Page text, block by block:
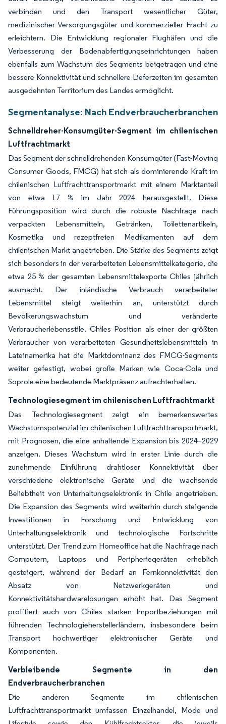
verbinden und den Transport wesentlicher Güter,
medizinischer Versorgungsgüter und kommerzieller Fracht zu
erleichtern. Die Entwicklung regionaler Flughäfen und die
Verbesserung der Bodenabfertigungseinrichtungen haben
ebenfalls zum Wachstum des Segments beigetragen und eine
bessere Konnektivität und schnellere Lieferzeiten im gesamten
ausgedehnten Territorium des Landes ermöglicht.
Segmentanalyse: Nach Endverbraucherbranchen
Schnelldreher-Konsumgüter-Segment im chilenischen
Luftfrachtmarkt
Das Segment der schnelldrehenden Konsumgüter (Fast-Moving
Consumer Goods, FMCG) hat sich als dominierende Kraft im
chilenischen Luftfrachttransportmarkt mit einem Marktanteil
von etwa 17 % im Jahr 2024 herausgestellt. Diese
Führungsposition wird durch die robuste Nachfrage nach
verpackten Lebensmitteln, Getränken, Toilettenartikeln,
Kosmetika und rezeptfreien Medikamenten auf dem
chilenischen Markt angetrieben. Die Stärke des Segments zeigt
sich besonders in der verarbeiteten Lebensmittelkategorie, die
etwa 25 % der gesamten Lebensmittelexporte Chiles jährlich
ausmacht. Der inländische Verbrauch verarbeiteter
Lebensmittel steigt weiterhin an, unterstützt durch
Bevölkerungswachstum und veränderte
Verbraucherlebensstile. Chiles Position als einer der größten
Verbraucher von verarbeiteten Gesundheitslebensmitteln in
Lateinamerika hat die Marktdominanz des FMCG-Segments
weiter gefestigt, wobei große Marken wie Coca-Cola und
Soprole eine bedeutende Marktpräsenz aufrechterhalten.
Technologiesegment im chilenischen Luftfrachtmarkt
Das Technologiesegment zeigt ein bemerkenswertes
Wachstumspotenzial im chilenischen Luftfrachttransportmarkt,
mit Prognosen, die eine anhaltende Expansion bis 2024–2029
anzeigen. Dieses Wachstum wird in erster Linie durch die
zunehmende Einführung drahtloser Konnektivität über
verschiedene elektronische Geräte und die wachsende
Beliebtheit von Unterhaltungselektronik in Chile angetrieben.
Die Expansion des Segments wird weiterhin durch steigende
Investitionen in Forschung und Entwicklung von
Unterhaltungselektronik und technologische Fortschritte
unterstützt. Der Trend zum Homeoffice hat die Nachfrage nach
Computern, Laptops und Peripheriegeräten erheblich
gesteigert, während der Bedarf an Fernkonnektivität den
Absatz von Netzwerkgeräten und
Konnektivitätshardwarelösungen erhöht hat. Das Segment
profitiert auch von Chiles starken Importbeziehungen mit
führenden Technologieherstellerländern, insbesondere beim
Transport hochwertiger elektronischer Geräte und
Komponenten.
Verbleibende Segmente in den
Endverbraucherbranchen
Die anderen Segmente im chilenischen
Luftfrachttransportmarkt umfassen Einzelhandel, Mode und